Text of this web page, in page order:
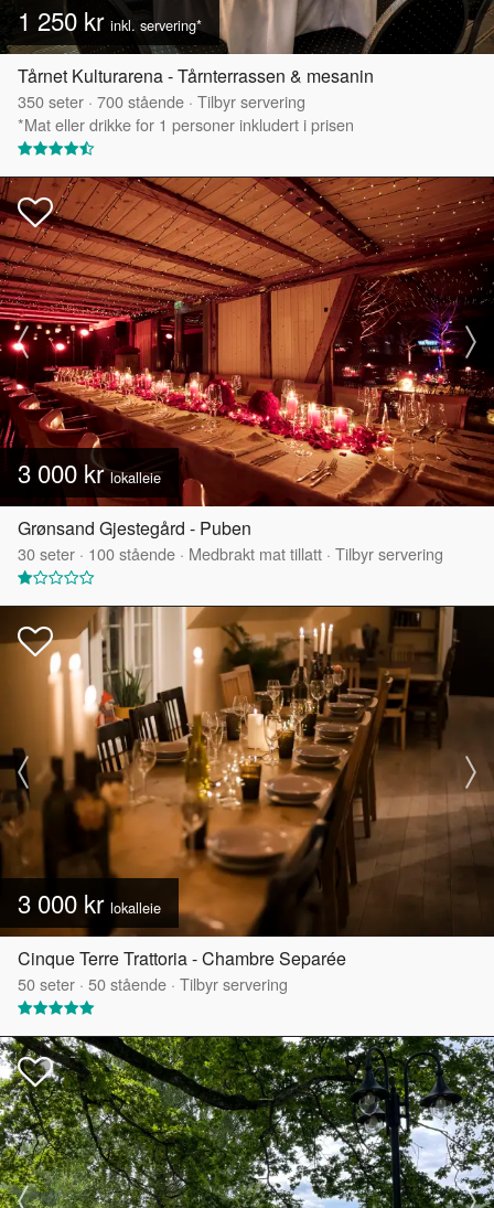
1 250 kr inkl. servering*
Tårnet Kulturarena - Tårnterrassen & mesanin
350seter · 700stående · Tilbyr servering
*Mat eller drikke for 1 personer inkludert i prisen
3 000 krlokalleie
Grønsand Gjestegård - Puben
30seter · 100stående · Medbrakt mat tillatt · Tilbyr servering
3 000 kr lokalleie
Cinque Terre Trattoria - Chambre Separée
50seter · 50stående · Tilbyr servering